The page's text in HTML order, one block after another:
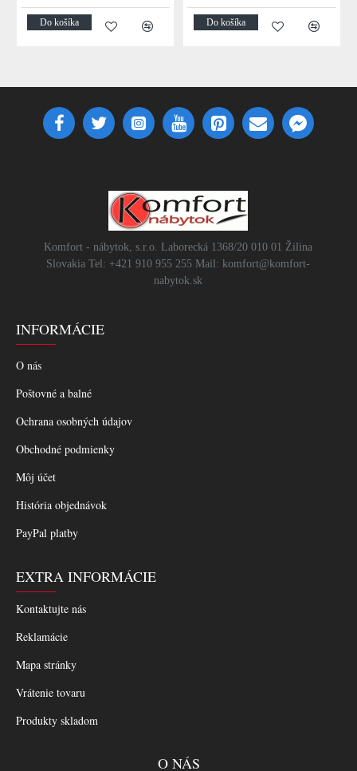
Do košíka Do košíka
Komfort - nábytok, s.r.o. Laborecká 1368/20 010 01 Žilina
Slovakia Tel: +421 910 955 255 Mail: komfort@komfort-
nabytok.sk
INFORMÁCIE
O nás
Poštovné a balné
Ochrana osobných údajov
Obchodné podmienky
Môj účet
História objednávok
PayPal platby
EXTRA INFORMÁCIE
Kontaktujte nás
Reklamácie
Mapa stránky
Vrátenie tovaru
Produkty skladom
O NÁS